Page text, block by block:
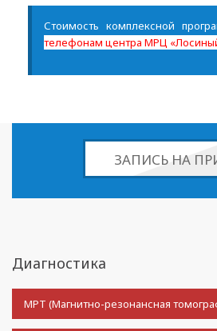
Стоимость комплексной
телефонам центра МРЦ
ЗАПИСЬ НА
Диагностика
МРТ (Магнитно-резонансная